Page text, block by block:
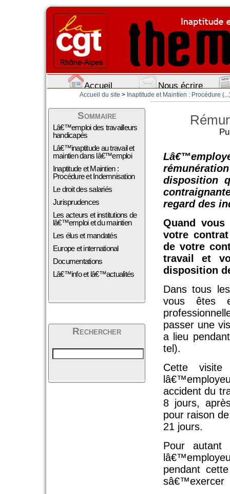
Accueil Nous écrire
Accueil du site > Inaptitude et Maintien : Procédure
Sommaire
Lâ€™emploi des travailleurs
handicapés
Lâ€™inaptitude au travail et
maintien dans lâ€™emploi
Inaptitude et Maintien :
Procédure et Indemnisation
Le droit des salariés
Jurisprudences
Les acteurs et institutions de
lâ€™emploi et du maintien
Les élus et mandatés
Europe et international
Documentations
Lâ€™info et lâ€™actualités
Rechercher
disposition
regard des
Quand
votre
de votre
travail et
disposition
Dans tous
vous êtes
passer une
a lieu
tel).
Cette
accident du
8 jours,
pour raison
21 jours.
Pour autant
pendant
sâ€™exercer